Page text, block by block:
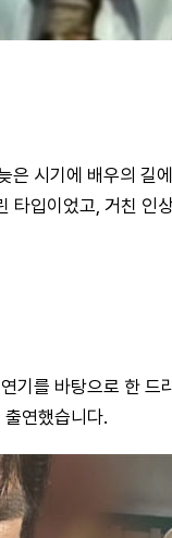
시기에 배우의 길
타입이었고, 거친 인
기를 바탕으로 한
연했습니다.